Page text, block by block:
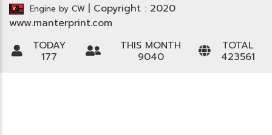
Engine by CW | Copyright : 2020
www.manterprint.com
TODAY
177
THIS MONTH
9040
TOTAL
423561